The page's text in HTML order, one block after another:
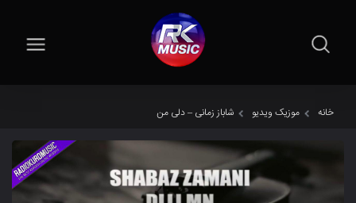
خانه موزیک ویدیو شاباز زمانی – دلی من